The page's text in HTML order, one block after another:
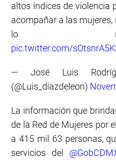
altos índices de violencia
acompañar a las
lo
pic.twitter.com/
— José Luis
(@Luis_diazdeleon)
La información que
de la Red de Mujeres por
a 415 mil 63 personas,
servicios del